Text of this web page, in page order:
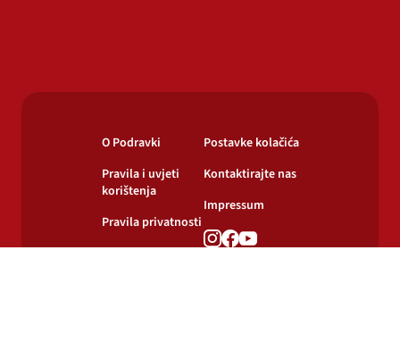
O Podravki
Pravila i uvjeti
korištenja
Pravila privatnosti
Postavke kolačića
Kontaktirajte nas
Impressum